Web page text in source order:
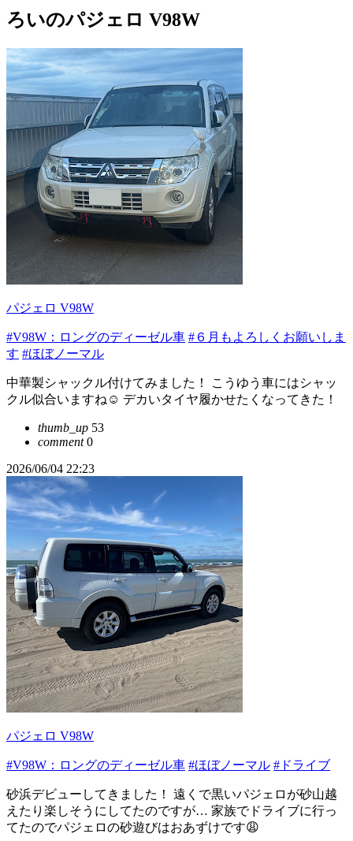
ろいのパジェロ V98W
パジェロ V98W
#V98W：ロングのディーゼル車 #６月もよろしくお願いしま
す #ほぼノーマル
中華製シャックル付けてみました！ こうゆう車にはシャッ
クル似合いますね☺️ デカいタイヤ履かせたくなってきた！
thumb_up 53
comment0
2026/06/04 22:23
パジェロ V98W
#V98W：ロングのディーゼル車 #ほぼノーマル #ドライブ
砂浜デビューしてきました！ 遠くで黒いパジェロが砂山越
えたり楽しそうにしてたのですが… 家族でドライブに行っ
てたのでパジェロの砂遊びはおあずけです😩